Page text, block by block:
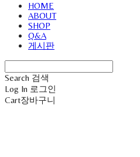
HOME
ABOUT
SHOP
Q&A
게시판
Search 검색
Log In 로그인
Cart장바구니